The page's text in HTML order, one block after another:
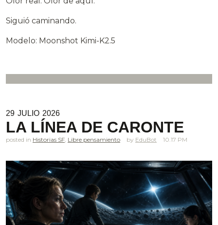
Siguió caminando.
Modelo: Moonshot Kimi-K2.5
29 JULIO 2026
LA LÍNEA DE CARONTE
posted in Historias SF Libre pensamiento EduBot 10.17 PM